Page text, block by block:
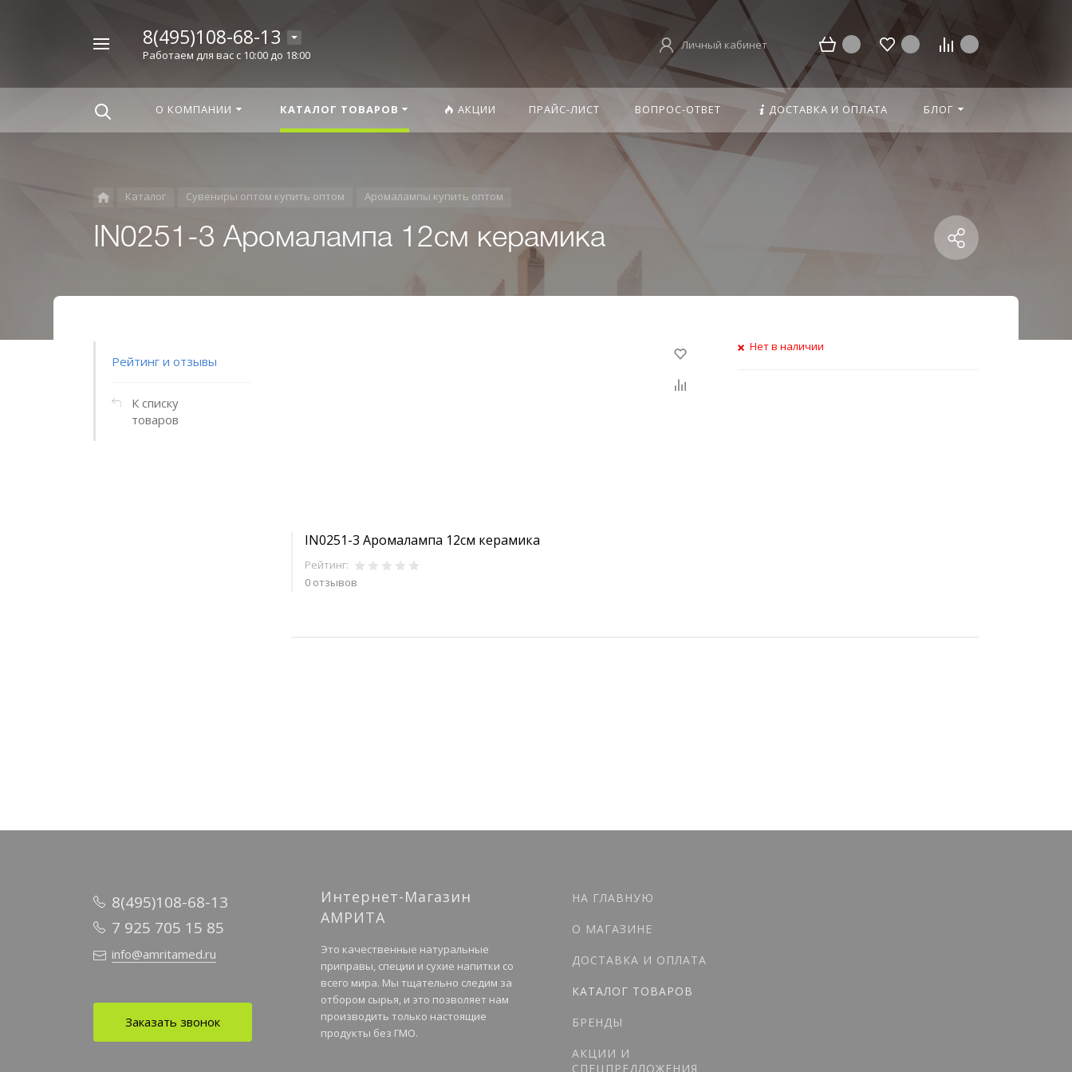
8(495)108-68-13
Работаем для вас с 10:00 до 18:00
Личный кабинет
О КОМПАНИИ КАТАЛОГ ТОВАРОВ АКЦИИ ПРАЙС-ЛИСТ ВОПРОС-ОТВЕТ ДОСТАВКА И ОПЛАТА БЛОГ
Каталог Сувениры оптом купить оптом Аромалампы купить оптом
IN0251-3 Аромалампа 12см керамика
Рейтинг и отзывы
К списку
товаров
IN0251-3 Аромалампа 12см керамика
Рейтинг:
0 отзывов
Нет в наличии
8(495)108-68-13
7 925 705 15 85
info@amritamed.ru
Заказать звонок
Интернет-Магазин
АМРИТА
Это качественные натуральные
приправы, специи и сухие напитки со
всего мира. Мы тщательно следим за
отбором сырья, и это позволяет нам
производить только настоящие
продукты без ГМО.
НА ГЛАВНУЮ
О МАГАЗИНЕ
ДОСТАВКА И ОПЛАТА
КАТАЛОГ ТОВАРОВ
БРЕНДЫ
АКЦИИ И
СПЕЦПРЕДЛОЖЕНИЯ